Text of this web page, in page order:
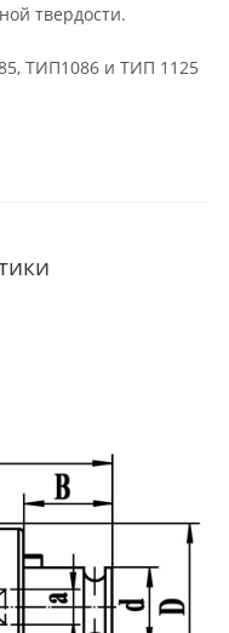
твердости.
ТИП1086 и ТИП 1125